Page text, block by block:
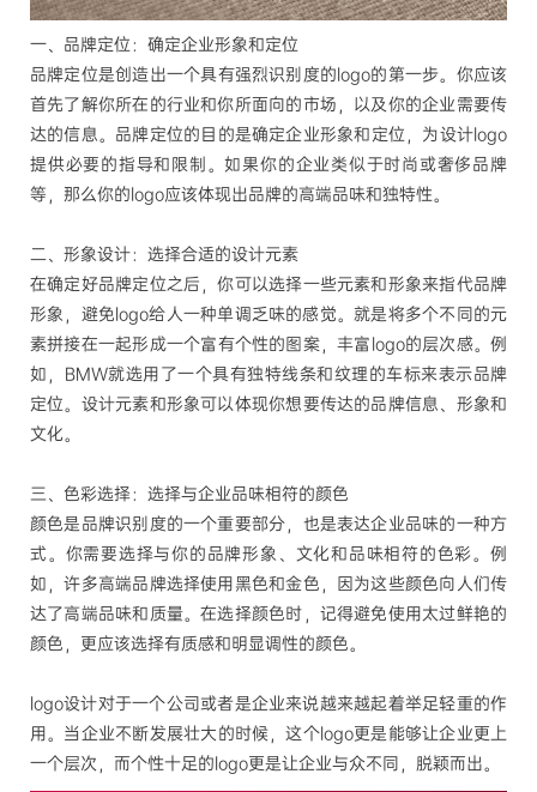
一、品牌定位：确定企业形象和定位
品牌定位是创造出一个具有强烈识别度的logo的第一步。你应该
首先了解你所在的行业和你所面向的市场，以及你的企业需要传
达的信息。品牌定位的目的是确定企业形象和定位，为设计logo
提供必要的指导和限制。如果你的企业类似于时尚或奢侈品牌
等，那么你的logo应该体现出品牌的高端品味和独特性。
二、形象设计：选择合适的设计元素
在确定好品牌定位之后，你可以选择一些元素和形象来指代品牌
形象， 避免logo给人一种单调乏味的感觉。就是将多个不同的元
素拼接在一起形成一个富有个性的图案，丰富logo的层次感。 例
如， BMW就选用了一个具有独特线条和纹理的车标来表示品牌
定位。设计元素和形象可以体现你想要传达的品牌信息、形象和
文化。
三、色彩选择：选择与企业品味相符的颜色
颜色是品牌识别度的一个重要部分，也是表达企业品味的一种方
式。你需要选择与你的品牌形象、文化和品味相符的色彩。例
如，许多高端品牌选择使用黑色和金色，因为这些颜色向人们传
达了高端品味和质量。在选择颜色时，记得避免使用太过鲜艳的
颜色，更应该选择有质感和明显调性的颜色。
logo设计对于一个公司或者是企业来说越来越起着举足轻重的作
用。当企业不断发展壮大的时候，这个logo更是能够让企业更上
一个层次，而个性十足的logo更是让企业与众不同，脱颖而出。